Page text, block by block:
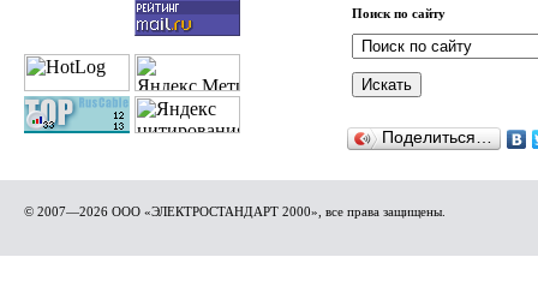
Поиск по сайту
Поделиться…
© 2007—2026 ООО «ЭЛЕКТРОСТАНДАРТ 2000», все права защищены.